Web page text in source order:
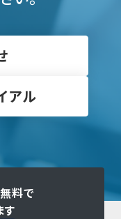
アル
料で
す